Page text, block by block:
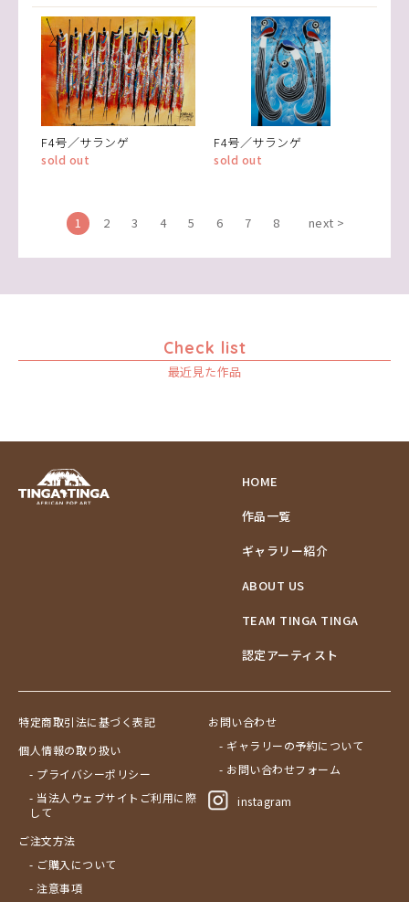
F4号／サランゲ
sold out
F4号／サランゲ
sold out
1 2 3 4 5 6 7 8 next >
Check list
最近見た作品
HOME
作品一覧
ギャラリー紹介
ABOUT US
TEAM TINGA TINGA
認定アーティスト
特定商取引法に基づく表記
個人情報の取り扱い
- プライバシーポリシー
- 当法人ウェブサイトご利用に際
して
ご注文方法
- ご購入について
- 注意事項
お問い合わせ
- ギャラリーの予約について
- お問い合わせフォーム
instagram